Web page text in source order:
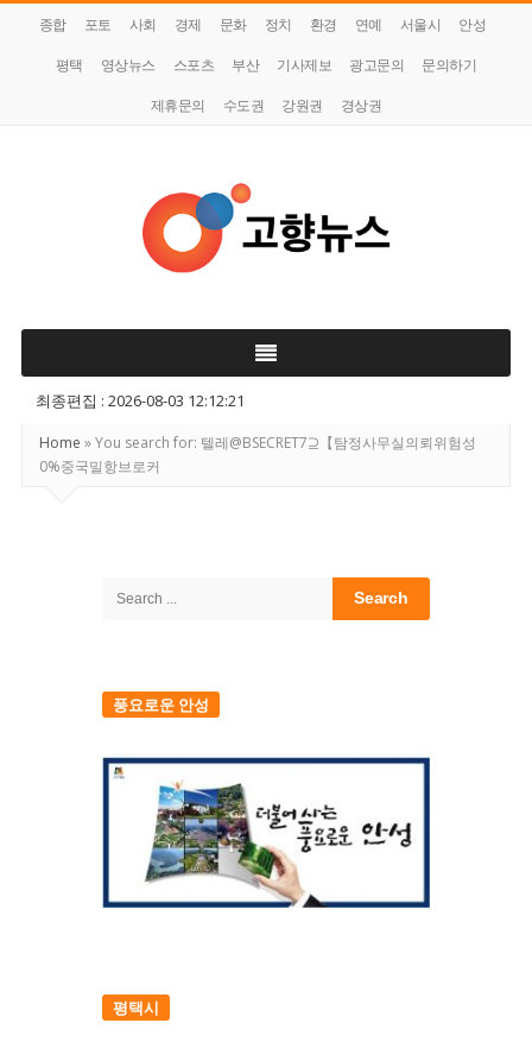
종합 포토 사회 경제 문화 정치 환경 연예 서울시
안성
평택
영상뉴스 스포츠 부산 기사제보 광고문의
문의하기
제휴문의
수도권 강원권 경상권
향
뉴
스
최종편집 : 2026-08-03 12:12:21
Home »You search for: 텔레@BSECRET7⊇【탐정사무실의뢰위험성
0%중국밀항브로커
Search
풍요로운 안성
평택시